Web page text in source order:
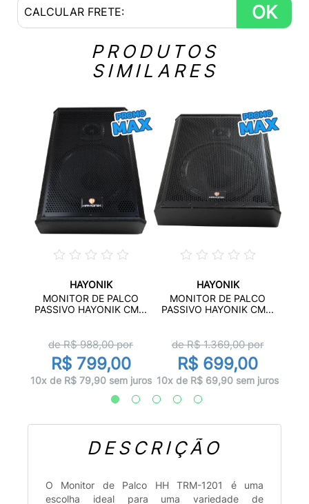
OK
PRODUTOS
SIMILARES
HAYONIK
MONITOR DE PALCO
PASSIVO HAYONIK CM...
de R$988,00por
R$ 799,00
10x de R$ 79,90 sem juros
HAYONIK
MONITOR DE PALCO
PASSIVO HAYONIK CM...
de R$1.369,00por
R$ 699,00
10x de R$ 69,90 sem juros
DESCRIÇÃO
O Monitor de Palco HH TRM-1201 é uma
escolha ideal para uma variedade de